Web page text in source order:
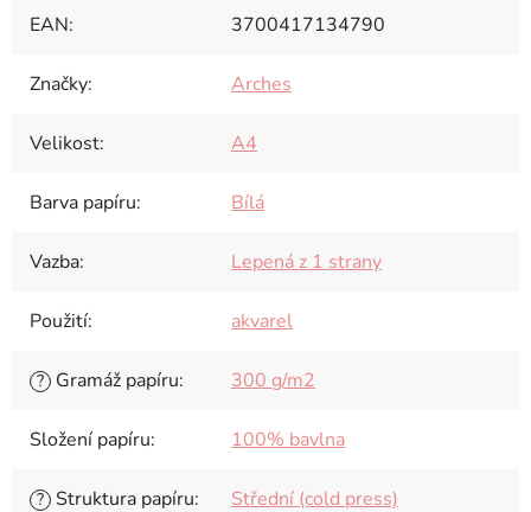
EAN: 3700417134790
Značky: Arches
Velikost: A4
Barva papíru: Bílá
Vazba: Lepená z 1 strany
Použití: akvarel
? Gramáž papíru: 300 g/m2
Složení papíru: 100% bavlna
? Struktura papíru: Střední (cold press)